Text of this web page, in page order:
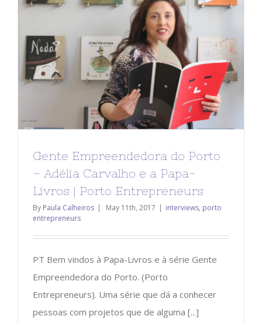
Gente Empreendedora do Porto
– Adélia Carvalho e a Papa-
Livros | Porto Entrepreneurs
By Paula Calheiros | May 11th, 2017 | interviews, porto
entrepreneurs
PT Bem vindos à Papa-Livros e à série Gente
Empreendedora do Porto. (Porto
Entrepreneurs). Uma série que dá a conhecer
pessoas com projetos que de alguma [...]